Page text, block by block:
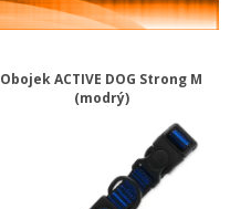
Obojek ACTIVE DOG Strong M
(modrý)